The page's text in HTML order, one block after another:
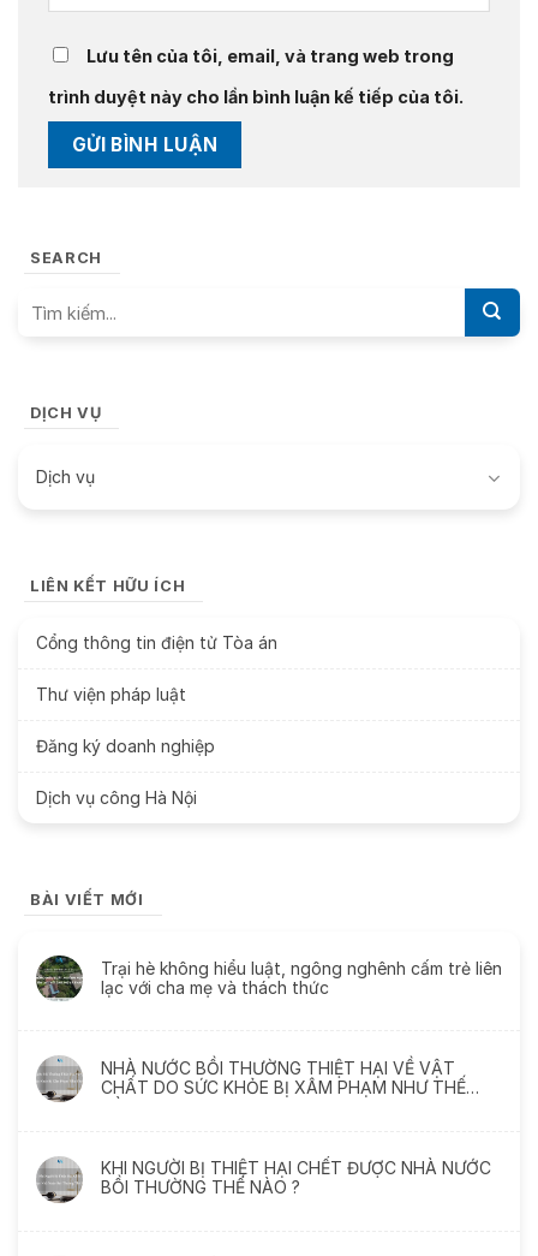
Lưu tên của tôi, email, và trang web trong
trình duyệt này cho lần bình luận kế tiếp của tôi.
SEARCH
DỊCH VỤ
Dịch vụ
LIÊN KẾT HỮU ÍCH
Cổng thông tin điện tử Tòa án
Thư viện pháp luật
Đăng ký doanh nghiệp
Dịch vụ công Hà Nội
BÀI VIẾT MỚI
Trại hè không hiểu luật, ngông nghênh cấm trẻ liên
lạc với cha mẹ và thách thức
NHÀ NƯỚC BỒI THƯỜNG THIỆT HẠI VỀ VẬT
CHẤT DO SỨC KHỎE BỊ XÂM PHẠM NHƯ THẾ
KHI NGƯỜI BỊ THIỆT HẠI CHẾT ĐƯỢC NHÀ NƯỚC
BỒI THƯỜNG THẾ NÀO ?